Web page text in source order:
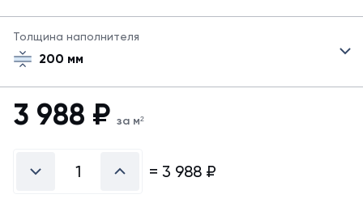
Для
заказа
свяжитесь
с
менеджером.
цвета
Толщина наполнителя
200 мм
3 988 ₽ за м²
= 3 988 ₽